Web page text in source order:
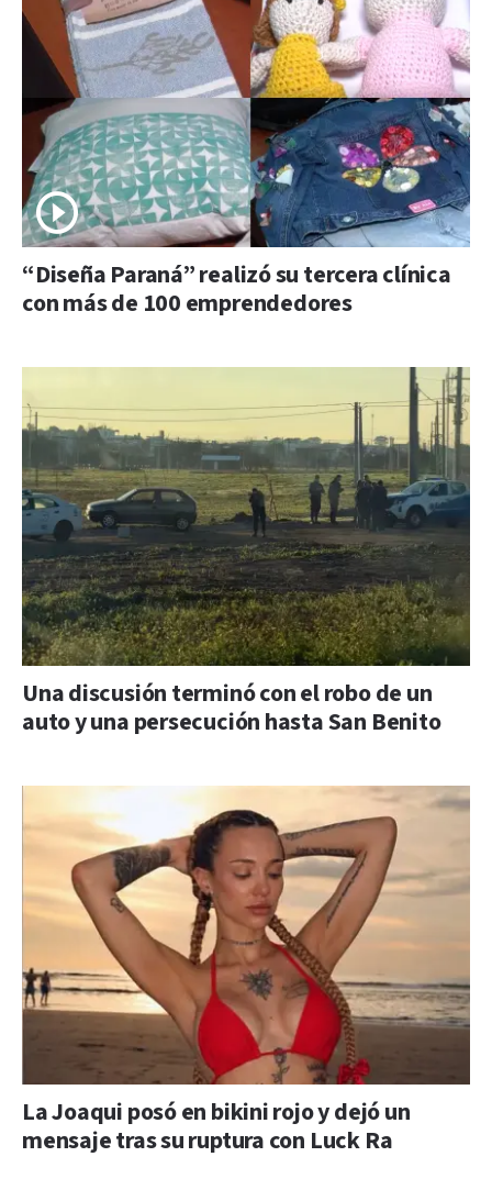
“Diseña Paraná” realizó su tercera clínica
con más de 100 emprendedores
Una discusión terminó con el robo de un
auto y una persecución hasta San Benito
La Joaqui posó en bikini rojo y dejó un
mensaje tras su ruptura con Luck Ra